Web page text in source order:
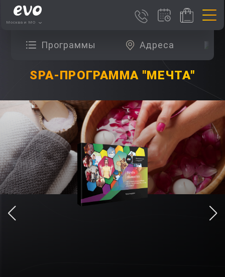
Москва и МО
Программы Адреса
SPA-ПРОГРАММА "МЕЧТА"